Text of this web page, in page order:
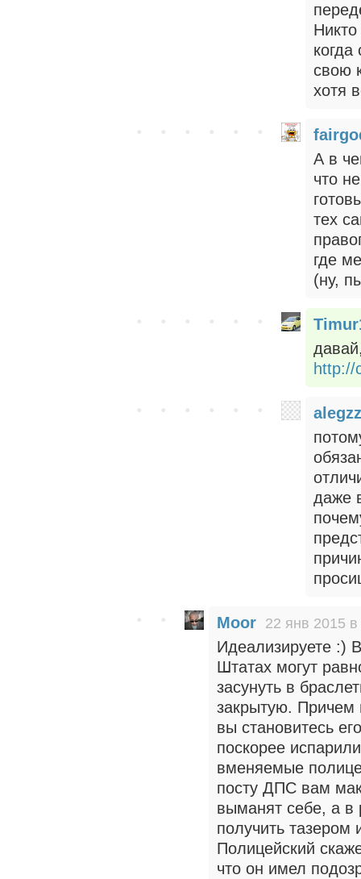
свою
хотя
А в
что
тех
где
(ну,
http://
alegzz
даже
Moor 22 янв 2015
Идеализируете :)
Штатах могут
засунуть в
закрытую. Причем
вы становитесь
поскорее
вменяемые
посту ДПС вам
выманят себе, а в
получить тазером
Полицейский
что он имел